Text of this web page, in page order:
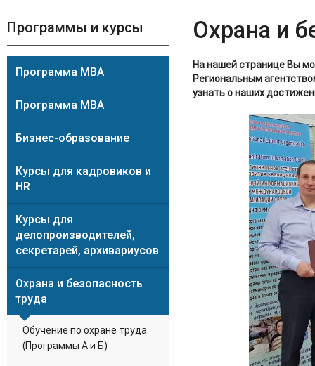
Программы и курсы
Программа MBA
Программа MBA
Бизнес-образование
Курсы для кадровиков и
HR
Курсы для
делопроизводителей,
секретарей, архивариусов
Охрана и безопасность
труда
Обучение по охране труда
(Программы А и Б)
Охрана и
На нашей странице Вы
Региональным
узнать о наших